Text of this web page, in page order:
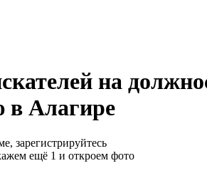
на
в Алагире
зарегистрируйтесь
ещё 1 и откроем фото